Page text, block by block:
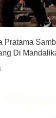
Pratama
Di